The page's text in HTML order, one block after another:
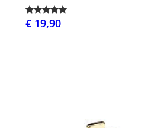
€ 19,90